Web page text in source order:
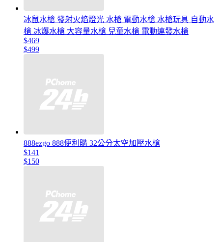
冰鼠水槍 發射火焰燈光 水槍 電動水槍 水槍玩具 自動水
槍 冰爆水槍 大容量水槍 兒童水槍 電動連發水槍
$469
$499
888ezgo 888便利購 32公分太空加壓水槍
$141
$150